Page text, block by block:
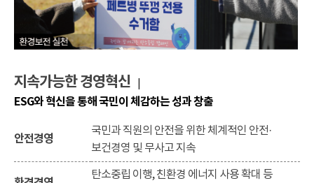
지속가능한 경영혁신
ESG와 혁신을 통해 국민이 체감하는 성과 창출
안전경영
국민과 직원의 안전을 위한 체계적인 안전·
보건경영 및 무사고 지속
탄소중립 이행, 친환경 에너지 사용 확대 등